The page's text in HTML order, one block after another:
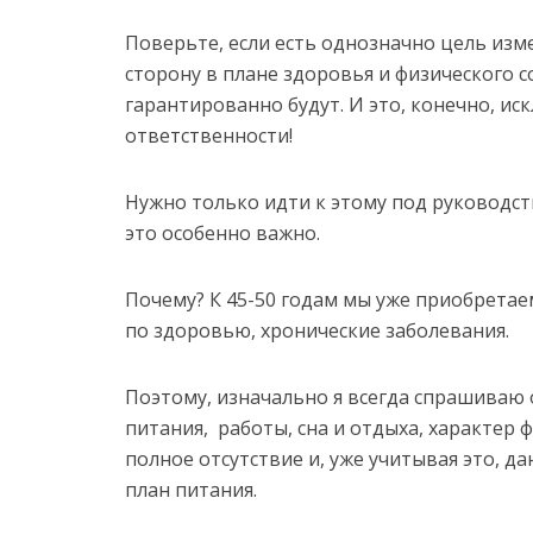
Поверьте, если есть однозначно цель
сторону в плане здоровья и физического
гарантированно будут. И это, конечно,
ответственности!
Нужно только идти к этому под
это особенно важно.
Почему? К 45-50 годам мы уже
по здоровью, хронические заболевания.
Поэтому, изначально я всегда
питания, работы, сна и отдыха, характер
полное отсутствие и, уже учитывая это,
план питания.